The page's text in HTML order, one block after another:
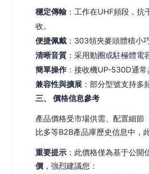
穩定傳輸：工作在UHF頻段，抗
收。
便捷佩戴 ：303領夾麥頭體積小
清晰音質 ：采用動圈或駐極體
簡單操作：接收機UP-530D通
兼容性與擴展 ：部分型號支持多
三、 價格信息參考
產品價格受市場供需、配置細節
比多等B2B產品庫歷史信息中，
重要提示 ：此價格僅為基于公
價 ，強烈建議您：